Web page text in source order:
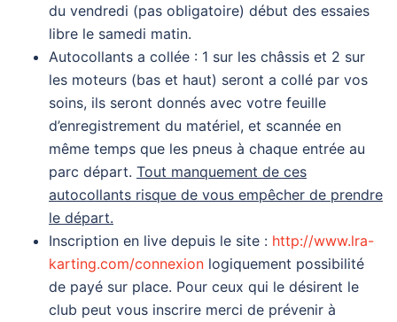
du vendredi (pas obligatoire) début des essaies
libre le samedi matin.
Autocollants a collée : 1 sur les châssis et 2 sur
les moteurs (bas et haut) seront a collé par vos
soins, ils seront donnés avec votre feuille
d’enregistrement du matériel, et scannée en
même temps que les pneus à chaque entrée au
parc départ. Tout manquement de ces
autocollants risque de vous empêcher de prendre
le départ.
Inscription en live depuis le site : http://www.lra-
karting.com/connexion logiquement possibilité
de payé sur place. Pour ceux qui le désirent le
club peut vous inscrire merci de prévenir à